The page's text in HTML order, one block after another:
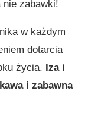
nie zabawki!
w każdym
dotarcia
życia. Iza i
i zabawna